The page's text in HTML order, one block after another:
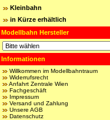
Kleinbahn
in Kürze erhältlich
Modellbahn Hersteller
Informationen
Willkommen im Modellbahntraum
Widerrufsrecht
Anfahrt Zentrale Wien
Fachgeschäft
Impressum
Versand und Zahlung
Unsere AGB
Datenschutz